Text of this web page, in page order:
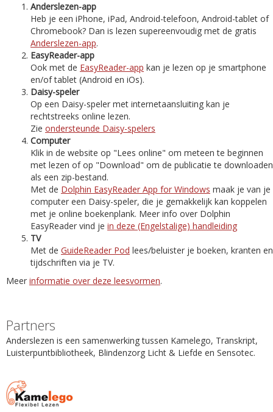
Anderslezen-app
Heb je een iPhone, iPad, Android-telefoon, Android-tablet of
Chromebook? Dan is lezen supereenvoudig met de gratis
Anderslezen-app.
EasyReader-app
Ook met de EasyReader-app kan je lezen op je smartphone
en/of tablet (Android en iOs).
Daisy-speler
Op een Daisy-speler met internetaansluiting kan je
rechtstreeks online lezen.
Zie ondersteunde Daisy-spelers
Computer
Klik in de website op "Lees online" om meteen te beginnen
met lezen of op "Download" om de publicatie te downloaden
als een zip-bestand.
Met de Dolphin EasyReader App for Windows maak je van je
computer een Daisy-speler, die je gemakkelijk kan koppelen
met je online boekenplank. Meer info over Dolphin
EasyReader vind je in deze (Engelstalige) handleiding
TV
Met de GuideReader Pod lees/beluister je boeken, kranten en
tijdschriften via je TV.
Meer informatie over deze leesvormen.
Partners
Anderslezen is een samenwerking tussen Kamelego, Transkript,
Luisterpuntbibliotheek, Blindenzorg Licht & Liefde en Sensotec.